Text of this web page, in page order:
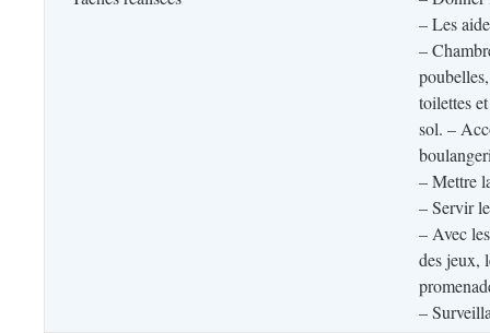
– Les
–
toilettes
sol. –
– Mettre
– Servir
– Avec
des jeux,
–